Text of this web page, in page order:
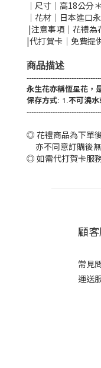
｜尺寸｜高18公分
｜花材｜日本進口
|注意事項｜花禮為
|代打賀卡｜免費提
商品描述
永生花亦稱恆星花，
保存方式: 1.不可澆
◎ 花禮商品為下單
亦不同意訂購後
◎ 如需代打賀卡服
顧
常見
運送